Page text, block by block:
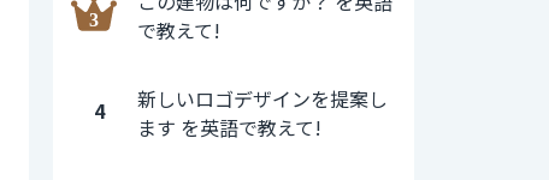
で教えて!
4
新しいロゴデザインを提案し
ます を英語で教えて!